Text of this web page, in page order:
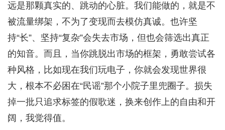
远是那颗真实的、跳动的心脏。我们能做的，就是不
被流量绑架，不为了变现而去模仿真诚。也许坚
持“长”、坚持“复杂”会失去市场，但也会筛选出真正
的知音。而且，当你跳脱出市场的框架，勇敢尝试各
种风格，比如现在我们玩电子，你就会发现世界很
大，根本不必困在“民谣”那个小院子里兜圈子。损失
掉一批只追求标签的假歌迷，换来创作上的自由和开
阔，我觉得值。